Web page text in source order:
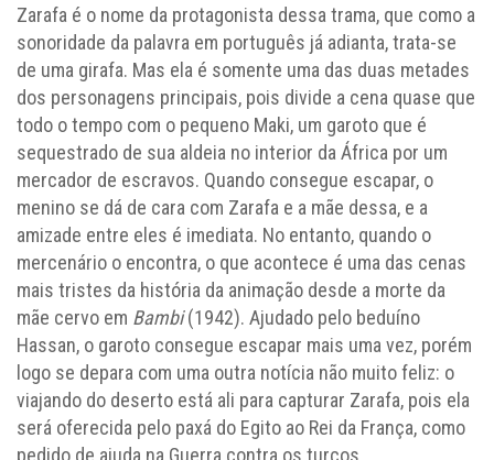
Zarafa é o nome da protagonista dessa trama, que como a
sonoridade da palavra em português já adianta, trata-se
de uma girafa. Mas ela é somente uma das duas metades
dos personagens principais, pois divide a cena quase que
todo o tempo com o pequeno Maki, um garoto que é
sequestrado de sua aldeia no interior da África por um
mercador de escravos. Quando consegue escapar, o
menino se dá de cara com Zarafa e a mãe dessa, e a
amizade entre eles é imediata. No entanto, quando o
mercenário o encontra, o que acontece é uma das cenas
mais tristes da história da animação desde a morte da
mãe cervo em Bambi(1942). Ajudado pelo beduíno
Hassan, o garoto consegue escapar mais uma vez, porém
logo se depara com uma outra notícia não muito feliz: o
viajando do deserto está ali para capturar Zarafa, pois ela
será oferecida pelo paxá do Egito ao Rei da França, como
pedido de ajuda na Guerra contra os turcos.